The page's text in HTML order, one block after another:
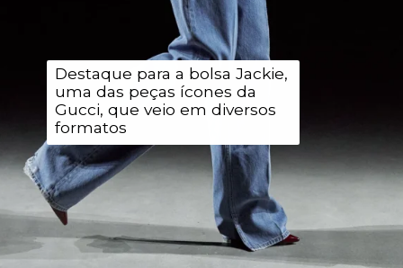
Destaque para a bolsa Jackie,
uma das peças ícones da
Gucci, que veio em diversos
formatos